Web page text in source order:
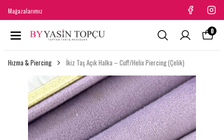
Mağazalarımız
0
Hızma & Piercing İkiz Taş Açık Halka – Cuff/Helix Piercing (Çelik)